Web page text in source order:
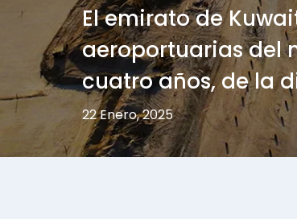
El emirato de
aeroportuarias del
cuatro años, de la
22 Enero, 2025